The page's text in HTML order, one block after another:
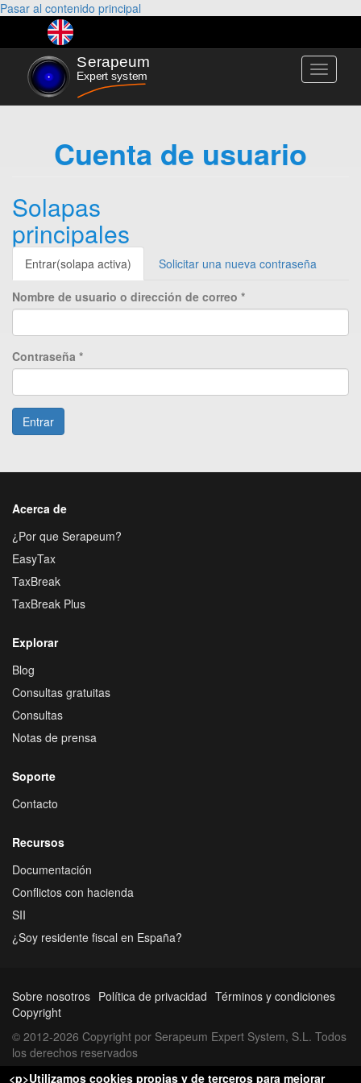
Pasar al contenido principal
Toggle
Cuenta de usuario
Solapas
principales
Entrar(solapa activa) Solicitar una nueva contraseña
Nombre de usuario o dirección de correo *
Contraseña *
Entrar
Acerca de
¿Por que Serapeum?
EasyTax
TaxBreak
TaxBreak Plus
Explorar
Blog
Consultas gratuitas
Consultas
Notas de prensa
Soporte
Contacto
Recursos
Documentación
Conflictos con hacienda
SII
¿Soy residente fiscal en España?
Sobre nosotros Política de privacidad Términos y condiciones
Copyright
© 2012-2026 Copyright por Serapeum Expert System, S.L. Todos
los derechos reservados
<p>Utilizamos cookies propias y de terceros para mejorar